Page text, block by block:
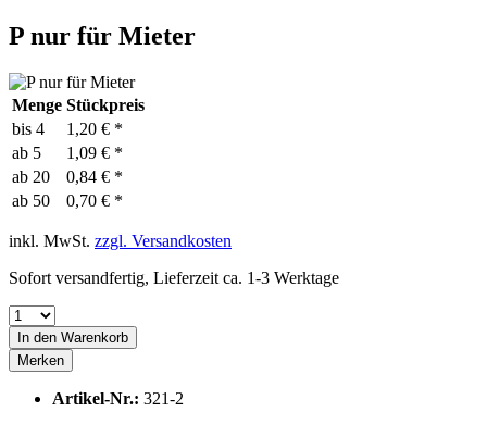
P nur für Mieter
Menge Stückpreis
bis 4
1,20 € *
ab 5
1,09 € *
ab 20
0,84 € *
ab 50 0,70 € *
inkl. MwSt. zzgl. Versandkosten
Sofort versandfertig, Lieferzeit ca. 1-3 Werktage
In den Warenkorb
Merken
Artikel-Nr.: 321-2